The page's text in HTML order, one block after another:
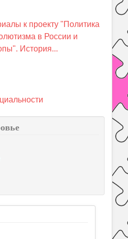
к проекту "Политика
в России и
История...